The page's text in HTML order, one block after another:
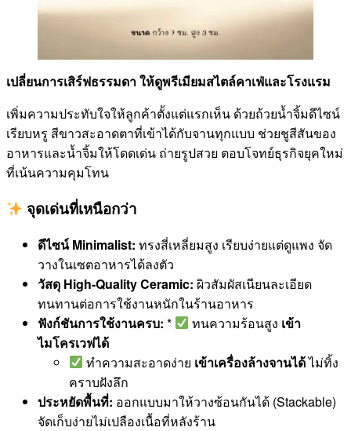
เปลี่ยนการเสิร์ฟธรรมดา ให้ดูพรีเมียมสไตล์คาเฟ่และโรงแรม
เพิ่มความประทับใจให้ลูกค้าตั้งแต่แรกเห็น ด้วยถ้วยน้ำจิ้มดีไซน์
เรียบหรู สีขาวสะอาดตาที่เข้าได้กับจานทุกแบบ ช่วยชูสีสันของ
อาหารและน้ำจิ้มให้โดดเด่น ถ่ายรูปสวย ตอบโจทย์ธุรกิจยุคใหม่
ที่เน้นความคุมโทน
จุดเด่นที่เหนือกว่า
ดีไซน์ Minimalist: ทรงสี่เหลี่ยมสูง เรียบง่ายแต่ดูแพง จัด
วางในเซตอาหารได้ลงตัว
วัสดุ High-Quality Ceramic: ผิวสัมผัสเนียนละเอียด
ทนทานต่อการใช้งานหนักในร้านอาหาร
ฟังก์ชันการใช้งานครบ: * ทนความร้อนสูง เข้า
ไมโครเวฟได้
ทำความสะอาดง่าย เข้าเครื่องล้างจานได้ไม่ทิ้ง
คราบฝังลึก
ประหยัดพื้นที่: ออกแบบมาให้วางซ้อนกันได้ (Stackable)
จัดเก็บง่ายไม่เปลืองเนื้อที่หลังร้าน